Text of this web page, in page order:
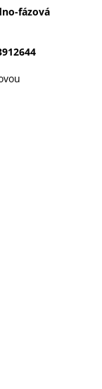
fázová